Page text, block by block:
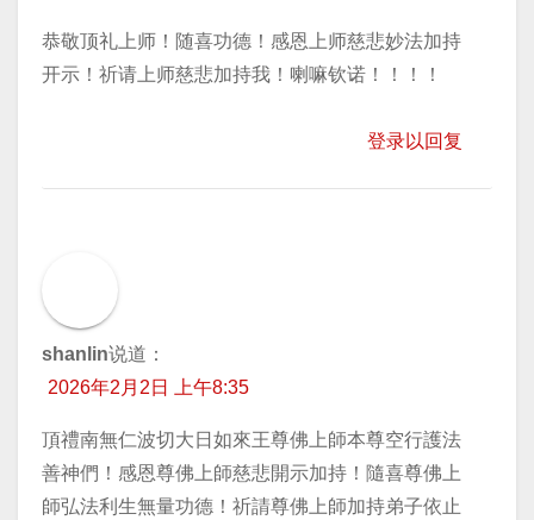
恭敬顶礼上师！随喜功德！感恩上师慈悲妙法加持
开示！祈请上师慈悲加持我！喇嘛钦诺！！！！
登录以回复
shanlin说道：
2026年2月2日 上午8:35
頂禮南無仁波切大日如來王尊佛上師本尊空行護法
善神們！感恩尊佛上師慈悲開示加持！隨喜尊佛上
師弘法利生無量功德！祈請尊佛上師加持弟子依止